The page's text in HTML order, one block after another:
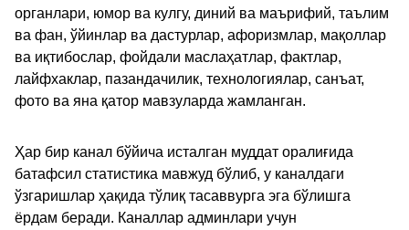
органлари, юмор ва кулгу, диний ва маърифий, таълим
ва фан, ўйинлар ва дастурлар, афоризмлар, мақоллар
ва иқтибослар, фойдали маслаҳатлар, фактлар,
лайфхаклар, пазандачилик, технологиялар, санъат,
фото ва яна қатор мавзуларда жамланган.
Ҳар бир канал бўйича исталган муддат оралиғида
батафсил статистика мавжуд бўлиб, у каналдаги
ўзгаришлар ҳақида тўлиқ тасаввурга эга бўлишга
ёрдам беради. Каналлар админлари учун